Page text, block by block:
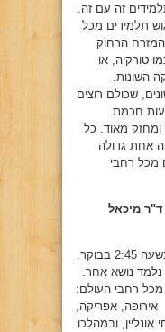
זה עם זה.
תלמידים מכל
הרחוק
טורקיה, או
השונות.
שכולם רוצים
חכמת
מאוד. כל
אחת גדולה
מכל רחבי
ד"ר מיכאל
שיעורי הקבלה היומיים מתחילים בשעה 2:45 בבוקר.
פעם נלמד נושא אחר.
רחבי העולם:
אירופה, אפריקה,
ובמהלכו